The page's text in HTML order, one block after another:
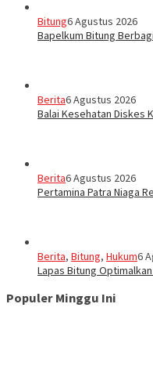
Bitung6 Agustus 2026
‎Bapelkum Bitung
Berita6 Agustus 2026
Balai Kesehatan Diskes
Berita6 Agustus 2026
Pertamina Patra Niaga
Berita, Bitung, Hukum6
Lapas Bitung
Populer Minggu Ini